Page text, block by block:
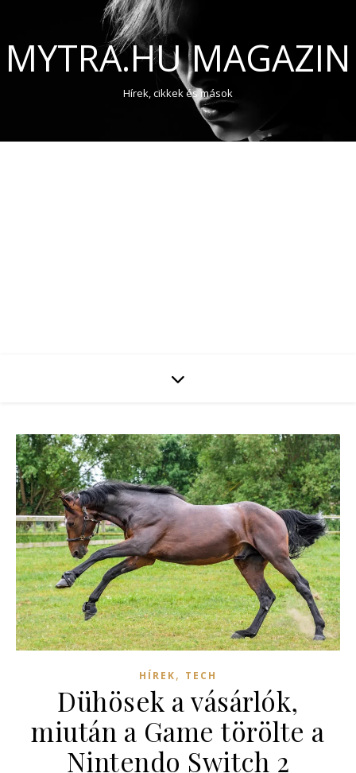
MYTRA.HU MAGAZIN
Hírek, cikkek és mások
HÍREK, TECH
Dühösek a vásárlók,
miután a Game törölte a
Nintendo Switch 2